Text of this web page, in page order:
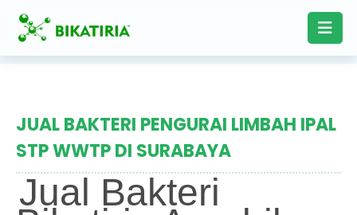
JUAL BAKTERI PENGURAI LIMBAH IPAL
STP WWTP DI SURABAYA
Jual Bakteri